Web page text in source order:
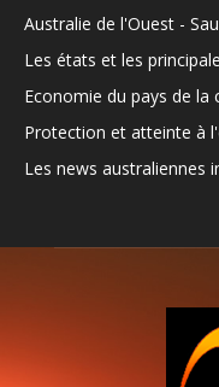
Australie de l'Ouest -
Les états et les
Economie du pays de la
Protection et atteinte à
Les news australiennes